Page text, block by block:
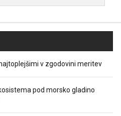
v zgodovini meritev
pod morsko gladino